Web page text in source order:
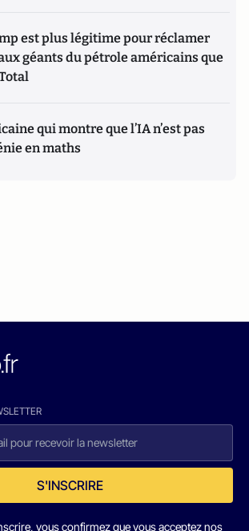
est plus légitime pour réclamer
géants du pétrole américains que
qui montre que l’IA n’est pas
en maths
S'INSCRIRE
vous confirmez que vous acceptez nos